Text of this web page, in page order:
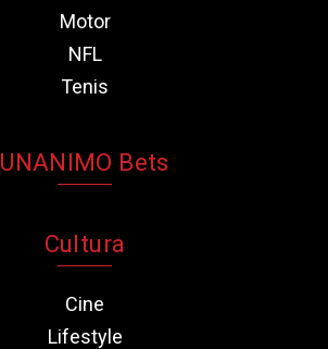
Motor
NFL
Tenis
UNANIMO Bets
Cultura
Cine
Lifestyle